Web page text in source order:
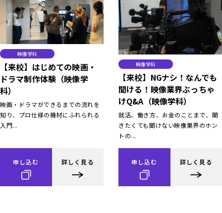
映像学科
【来校】はじめての映画・
ドラマ制作体験（映像学
科）
映画・ドラマができるまでの流れを
知り、プロ仕様の機材にふれられる
入門...
申し込む 詳しく見る
映像学科
【来校】NGナシ！なんでも
聞ける！映像業界ぶっちゃ
けQ&A（映像学科）
就活、働き方、お金のことまで、聞
きたくても聞けない映像業界のホン
トの...
申し込む 詳しく見る